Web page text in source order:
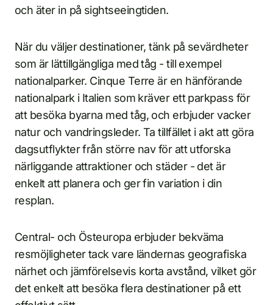
och äter in på sightseeingtiden.
När du väljer destinationer, tänk på sevärdheter
som är lättillgängliga med tåg - till exempel
nationalparker. Cinque Terre är en hänförande
nationalpark i Italien som kräver ett parkpass för
att besöka byarna med tåg, och erbjuder vacker
natur och vandringsleder. Ta tillfället i akt att göra
dagsutflykter från större nav för att utforska
närliggande attraktioner och städer - det är
enkelt att planera och ger fin variation i din
resplan.
Central- och Östeuropa erbjuder bekväma
resmöjligheter tack vare ländernas geografiska
närhet och jämförelsevis korta avstånd, vilket gör
det enkelt att besöka flera destinationer på ett